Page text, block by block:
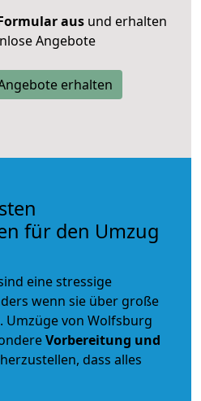
ausund erhalten
Angebote
erhalten
für den Umzug
eine stressige
wenn sie über große
Umzüge von Wolfsburg
Vorbereitung und
dass alles